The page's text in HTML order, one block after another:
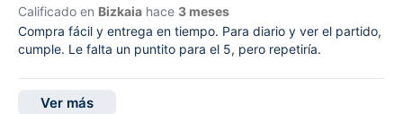
Calificado en Bizkaia hace 3 meses
Compra fácil y entrega en tiempo. Para diario y ver el partido,
cumple. Le falta un puntito para el 5, pero repetiría.
Ver más